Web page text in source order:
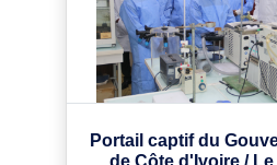
Portail captif du
de Côte d'Ivoire / Le